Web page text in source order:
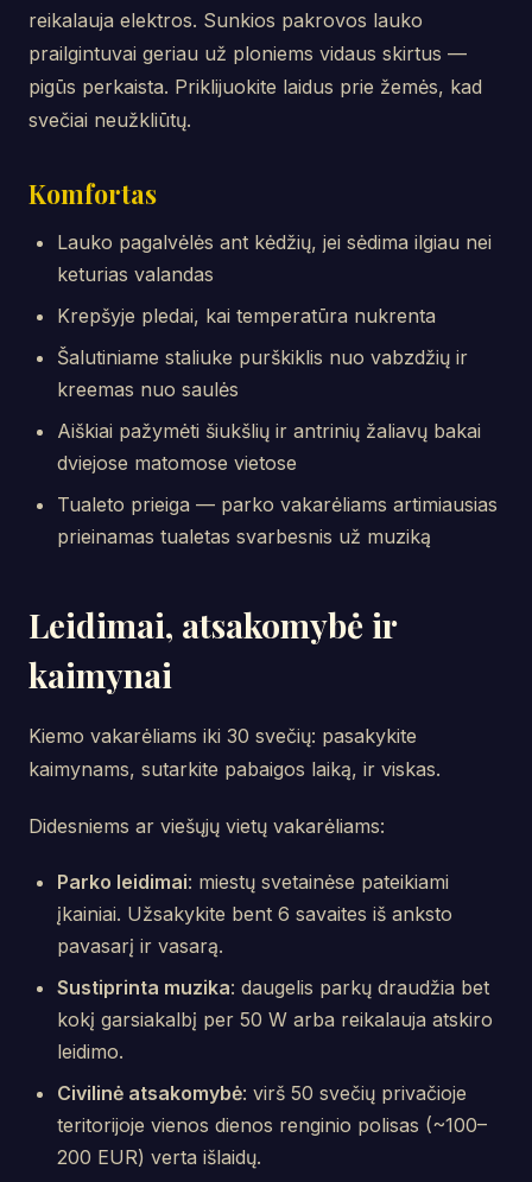
reikalauja elektros. Sunkios pakrovos lauko
prailgintuvai geriau už ploniems vidaus skirtus —
pigūs perkaista. Priklijuokite laidus prie žemės, kad
svečiai neužkliūtų.
Komfortas
Lauko pagalvėlės ant kėdžių, jei sėdima ilgiau nei
keturias valandas
Krepšyje pledai, kai temperatūra nukrenta
Šalutiniame staliuke purškiklis nuo vabzdžių ir
kreemas nuo saulės
Aiškiai pažymėti šiukšlių ir antrinių žaliavų bakai
dviejose matomose vietose
Tualeto prieiga — parko vakarėliams artimiausias
prieinamas tualetas svarbesnis už muziką
Leidimai, atsakomybė ir
kaimynai
Kiemo vakarėliams iki 30 svečių: pasakykite
kaimynams, sutarkite pabaigos laiką, ir viskas.
Didesniems ar viešųjų vietų vakarėliams:
Parko leidimai: miestų svetainėse pateikiami
įkainiai. Užsakykite bent 6 savaites iš anksto
pavasarį ir vasarą.
Sustiprinta muzika: daugelis parkų draudžia bet
kokį garsiakalbį per 50 W arba reikalauja atskiro
leidimo.
Civilinė atsakomybė: virš 50 svečių privačioje
teritorijoje vienos dienos renginio polisas (~100–
200 EUR) verta išlaidų.